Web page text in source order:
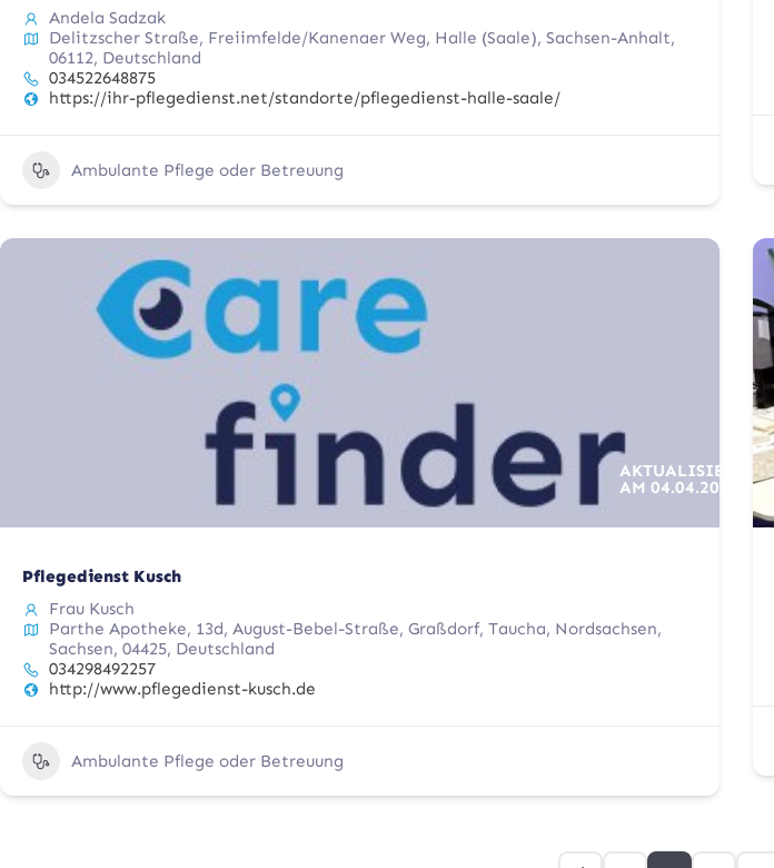
Andela Sadzak
Delitzscher Straße, Freiimfelde/Kanenaer Weg, Halle (Saale), Sachsen-Anhalt,
06112, Deutschland
034522648875
https://ihr-pflegedienst.net/standorte/pflegedienst-halle-saale/
Ambulante Pflege oder Betreuung
AKTUALISIERT
AM 04.04.2026
Pflegedienst Kusch
Frau Kusch
Parthe Apotheke, 13d, August-Bebel-Straße, Graßdorf, Taucha, Nordsachsen,
Sachsen, 04425, Deutschland
034298492257
http://www.pflegedienst-kusch.de
Ambulante Pflege oder Betreuung